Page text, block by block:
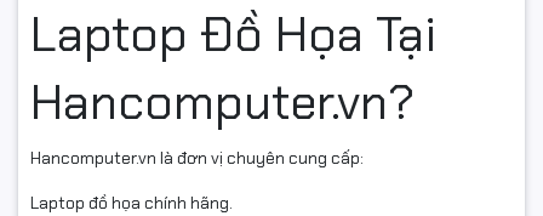
Laptop Đồ Họa Tại
Hancomputer.vn?
Hancomputer.vn là đơn vị chuyên cung cấp:
Laptop đồ họa chính hãng.